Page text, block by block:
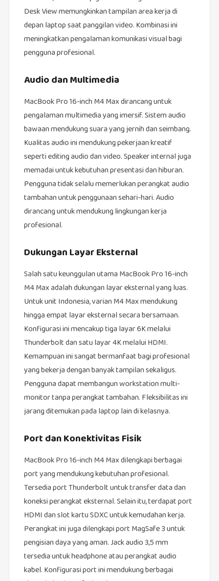
Desk View memungkinkan tampilan area kerja di
depan laptop saat panggilan video. Kombinasi ini
meningkatkan pengalaman komunikasi visual bagi
pengguna profesional.
Audio dan Multimedia
MacBook Pro 16-inch M4 Max dirancang untuk
pengalaman multimedia yang imersif. Sistem audio
bawaan mendukung suara yang jernih dan seimbang.
Kualitas audio ini mendukung pekerjaan kreatif
seperti editing audio dan video. Speaker internal juga
memadai untuk kebutuhan presentasi dan hiburan.
Pengguna tidak selalu memerlukan perangkat audio
tambahan untuk penggunaan sehari-hari. Audio
dirancang untuk mendukung lingkungan kerja
profesional.
Dukungan Layar Eksternal
Salah satu keunggulan utama MacBook Pro 16-inch
M4 Max adalah dukungan layar eksternal yang luas.
Untuk unit Indonesia, varian M4 Max mendukung
hingga empat layar eksternal secara bersamaan.
Konfigurasi ini mencakup tiga layar 6K melalui
Thunderbolt dan satu layar 4K melalui HDMI.
Kemampuan ini sangat bermanfaat bagi profesional
yang bekerja dengan banyak tampilan sekaligus.
Pengguna dapat membangun workstation multi-
monitor tanpa perangkat tambahan. Fleksibilitas ini
jarang ditemukan pada laptop lain di kelasnya.
Port dan Konektivitas Fisik
MacBook Pro 16-inch M4 Max dilengkapi berbagai
port yang mendukung kebutuhan profesional.
Tersedia port Thunderbolt untuk transfer data dan
koneksi perangkat eksternal. Selain itu, terdapat port
HDMI dan slot kartu SDXC untuk kemudahan kerja.
Perangkat ini juga dilengkapi port MagSafe 3 untuk
pengisian daya yang aman. Jack audio 3,5 mm
tersedia untuk headphone atau perangkat audio
kabel. Konfigurasi port ini mendukung berbagai